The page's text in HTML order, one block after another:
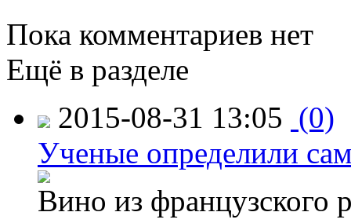
Пока комментариев нет
Ещё в разделе
2015-08-31 13:05 (0)
Ученые определили
Вино из французского